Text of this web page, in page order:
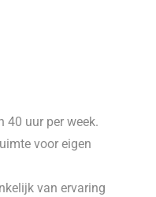
40 uur per week.
voor eigen
van ervaring